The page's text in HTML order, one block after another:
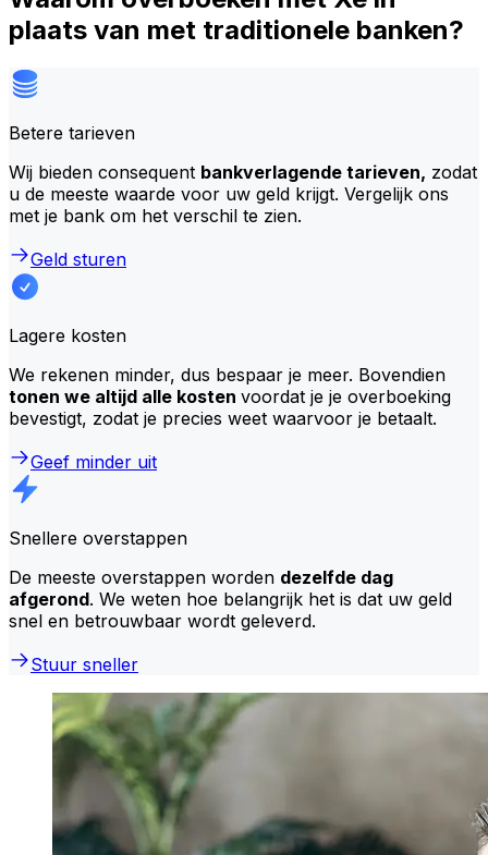
plaats van met traditionele banken?
Betere tarieven
Wij bieden consequent bankverlagende tarieven, zodat
u de meeste waarde voor uw geld krijgt. Vergelijk ons
met je bank om het verschil te zien.
Geld sturen
Lagere kosten
We rekenen minder, dus bespaar je meer. Bovendien
tonen we altijd alle kosten voordat je je overboeking
bevestigt, zodat je precies weet waarvoor je betaalt.
Geef minder uit
Snellere overstappen
De meeste overstappen worden dezelfde dag
afgerond. We weten hoe belangrijk het is dat uw geld
snel en betrouwbaar wordt geleverd.
Stuur sneller